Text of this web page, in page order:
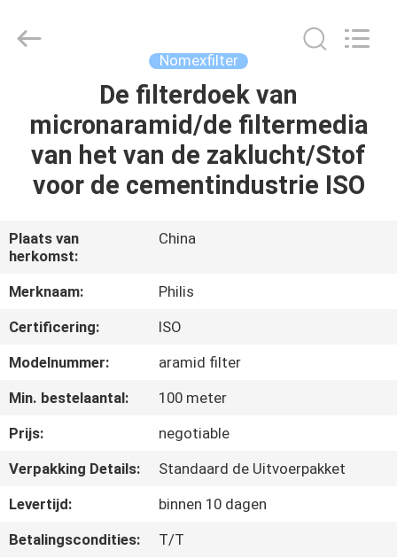
PRODUCTEN
ONS
FABRIEKSREIS
KWALITEITSCONTROLE
CONTACTEER
ONS
VERZOEK
Technology
Nomexfilter
De filterdoek van
micronaramid/de filtermedia
van het van de zaklucht/Stof
voor de cementindustrie ISO
Plaats van
herkomst:
China
Merknaam:
Philis
Certificering:
ISO
Modelnummer:
aramid filter
Min. bestelaantal:
100 meter
Prijs:
negotiable
Verpakking Details:
Standaard de Uitvoerpakket
Levertijd:
binnen 10 dagen
Betalingscondities:
T/T